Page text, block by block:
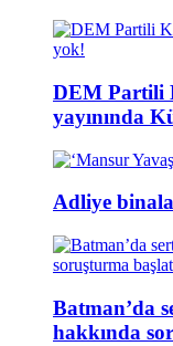
DEM Partili
yayınında
Adliye
Batman’da
hakkında